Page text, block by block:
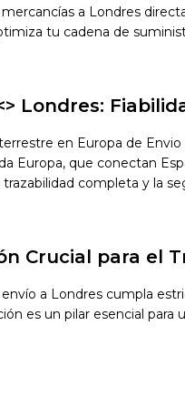
a Londres
tu cadena de
Londres:
en Europa de
Europa, que conectan
completa y la
Crucial para el
a Londres cumpla
es un pilar esencial para